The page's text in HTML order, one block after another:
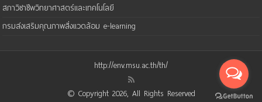
สภาวิชาชีพวิทยาศาสตร์และเทคโนโลยี
กรมส่งเสริมคุณภาพสิ่งแวดล้อม e-learning
http://env.msu.ac.th/th/
© Copyright 2026, All Rights Reserved